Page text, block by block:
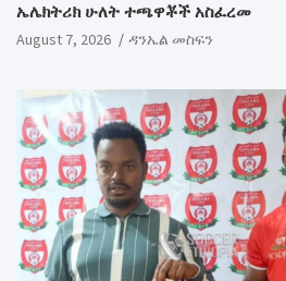
ኤሌክትሪክ ሁለት ተጫዋቾች አስፈረመ
August 7, 2026 ዳንኤል መስፍን